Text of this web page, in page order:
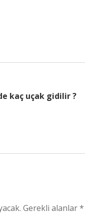
kaç uçak gidilir ?
Gerekli alanlar*